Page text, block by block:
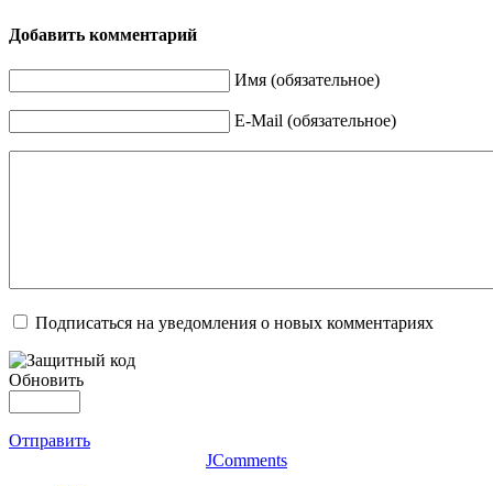
Добавить комментарий
Имя (обязательное)
E-Mail (обязательное)
Подписаться на уведомления о новых комментариях
Обновить
Отправить
JComments